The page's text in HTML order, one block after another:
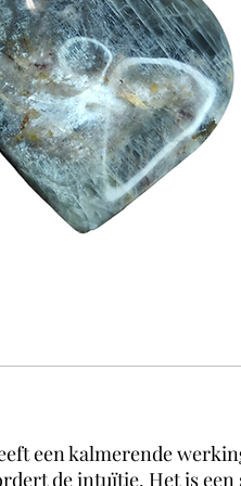
een kalmerende
de intuïtie. Het is een